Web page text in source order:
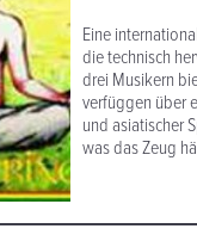
Eine
die technisch
drei Musikern
verfüggen über
und asiatischer
was das Zeug